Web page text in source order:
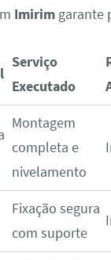
Imirimgarante
Serviço
Executado
Montagem
completa e
nivelamento
Fixação segura
com suporte